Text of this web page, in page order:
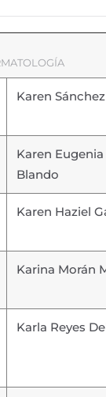
Karen
Karen
Blando
Karen Haziel
Karina Morán
Karla Reyes